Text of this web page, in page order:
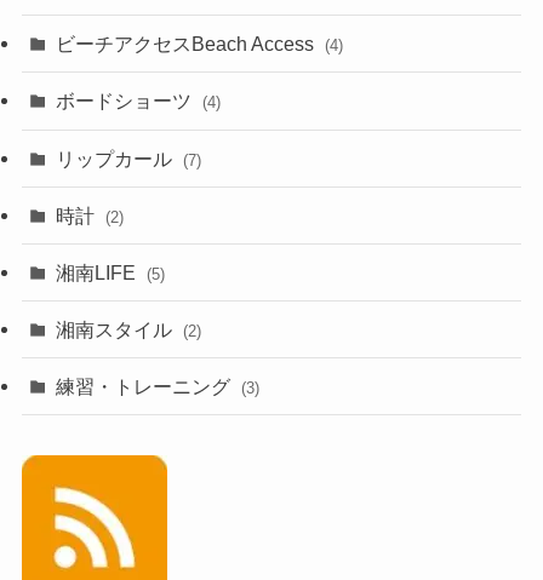
ビーチアクセスBeach Access (4)
ボードショーツ (4)
リップカール (7)
時計 (2)
湘南LIFE (5)
湘南スタイル (2)
練習・トレーニング (3)